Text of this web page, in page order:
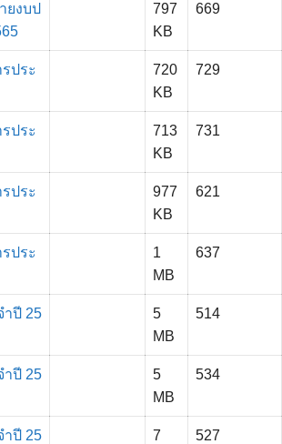
ยงบป
797
KB
669
ประ
720
KB
729
ประ
713
KB
731
ประ
977
KB
621
ประ
1
MB
637
ำปี 25
5
MB
514
ำปี 25
5
MB
534
ำปี 25
7
527